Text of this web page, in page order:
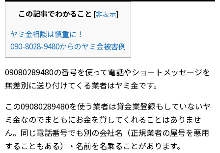
この記事でわかること [非表示]
ヤミ金相談は慎重に！
090-8028-9480からのヤミ金被害例
09080289480の番号を使って電話やショートメッセージを
無差別に送り付けてくる業者はヤミ金です。
この09080289480を使う業者は貸金業登録もしていないヤ
ミ金なのでまともにお金を貸してくれることはありませ
ん。同じ電話番号でも別の会社名（正規業者の屋号を悪用
することもある）・名前を名乗ることがあります。